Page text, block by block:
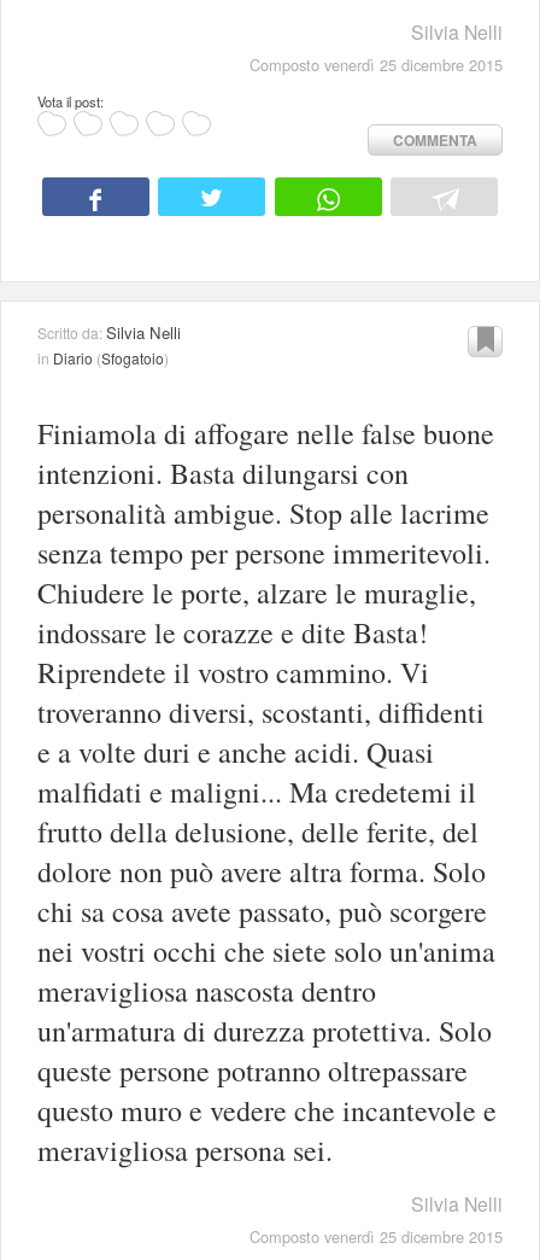
Silvia Nelli
Composto venerdì 25 dicembre 2015
Vota il post:
COMMENTA
Scritto da:Silvia Nelli
in Diario (Sfogatoio)
Finiamola di affogare nelle false buone
intenzioni. Basta dilungarsi con
personalità ambigue. Stop alle lacrime
senza tempo per persone immeritevoli.
Chiudere le porte, alzare le muraglie,
indossare le corazze e dite Basta!
Riprendete il vostro cammino. Vi
troveranno diversi, scostanti, diffidenti
e a volte duri e anche acidi. Quasi
malfidati e maligni... Ma credetemi il
frutto della delusione, delle ferite, del
dolore non può avere altra forma. Solo
chi sa cosa avete passato, può scorgere
nei vostri occhi che siete solo un'anima
meravigliosa nascosta dentro
un'armatura di durezza protettiva. Solo
queste persone potranno oltrepassare
questo muro e vedere che incantevole e
meravigliosa persona sei.
Silvia Nelli
Composto venerdì 25 dicembre 2015